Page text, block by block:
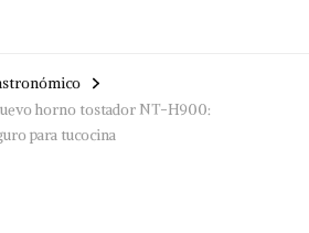
horno tostador NT-H900:
para tucocina